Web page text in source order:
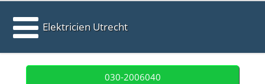
Elektricien Utrecht
030-2006040